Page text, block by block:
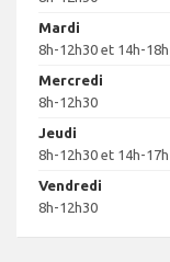
Mardi
8h-12h30 et 14h-18h
Mercredi
8h-12h30
Jeudi
8h-12h30 et 14h-17h
Vendredi
8h-12h30